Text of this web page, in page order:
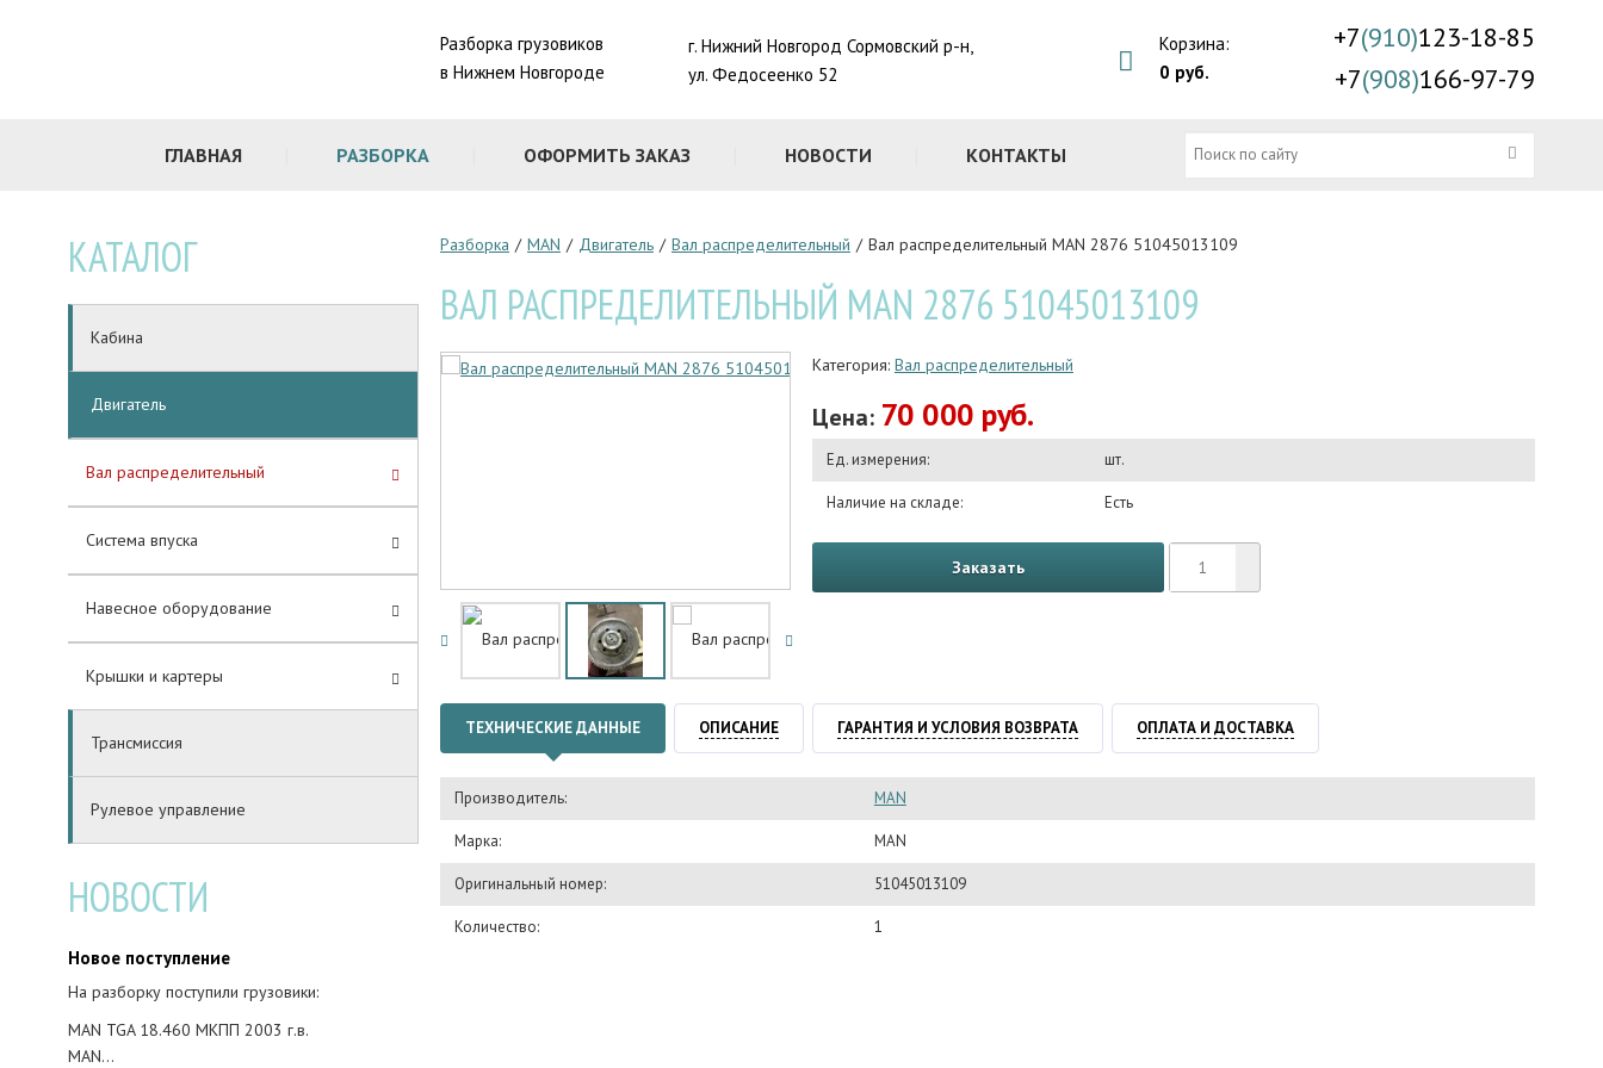
Разборка грузовиков
в Нижнем Новгороде
г. Нижний Новгород Сормовский р-н,
ул. Федосеенко 52
Корзина:
0 руб.
+7(910)123-18-85
+7(908)166-97-79
ГЛАВНАЯ РАЗБОРКА ОФОРМИТЬ ЗАКАЗ НОВОСТИ КОНТАКТЫ
Разборка / MAN / Двигатель / Вал распределительный / Вал распределительный MAN 2876 51045013109
ВАЛ РАСПРЕДЕЛИТЕЛЬНЫЙ MAN 2876 51045013109
Категория: Вал распределительный
Цена: 70 000 руб.
Ед. измерения: шт.
Наличие на складе: Есть
Заказать
ТЕХНИЧЕСКИЕ ДАННЫЕ ОПИСАНИЕ ГАРАНТИЯ И УСЛОВИЯ ВОЗВРАТА ОПЛАТА И ДОСТАВКА
Производитель: MAN
Марка: MAN
Оригинальный номер: 51045013109
Количество: 1
КАТАЛОГ
Кабина
Двигатель
Вал распределительный
Система впуска
Навесное оборудование
Крышки и картеры
Трансмиссия
Рулевое управление
НОВОСТИ
Новое поступление
На разборку поступили грузовики:
MAN TGA 18.460 МКПП 2003 г.в.
MAN…